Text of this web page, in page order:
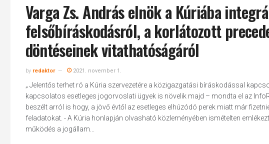
Varga Zs. András elnök a Kúriába
felsőbíráskodásról, a korlátozott
döntéseinek vitathatóságáról
by redaktor 2021. november 1.
„ Jelentős terhet ró a Kúria szervezetére a közigazgatási bíráskodással
kapcsolatos esetleges jogorvoslati ügyek is növelik majd – mondta el az
beszélt arról is hogy, a jövő évtől az esetleges elhúzódó perek miatt már
feladatokat. - A Kúria honlapján olvasható közleményében ismételten
működés a jogállam...